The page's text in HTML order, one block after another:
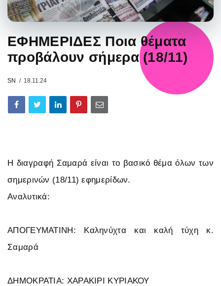
ΕΦΗΜΕΡΙΔΕΣ Ποια θέματα
προβάλουν σήμερα (18/11)
SN 18.11.24
Η διαγραφή Σαμαρά είναι το βασικό θέμα όλων των
σημερινών (18/11) εφημερίδων.
Αναλυτικά:
ΑΠΟΓΕΥΜΑΤΙΝΗ: Καληνύχτα και καλή τύχη κ.
Σαμαρά
ΔΗΜΟΚΡΑΤΙΑ: ΧΑΡΑΚΙΡΙ ΚΥΡΙΑΚΟΥ